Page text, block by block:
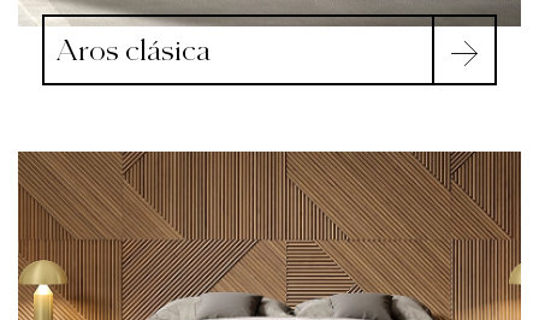
Aros clásica